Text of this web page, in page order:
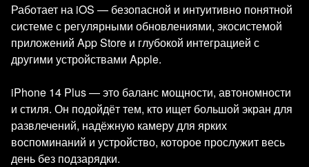
Работает на iOS — безопасной и интуитивно понятной
системе с регулярными обновлениями, экосистемой
приложений App Store и глубокой интеграцией с
другими устройствами Apple.
iPhone 14 Plus — это баланс мощности, автономности
и стиля. Он подойдёт тем, кто ищет большой экран для
развлечений, надёжную камеру для ярких
воспоминаний и устройство, которое прослужит весь
день без подзарядки.